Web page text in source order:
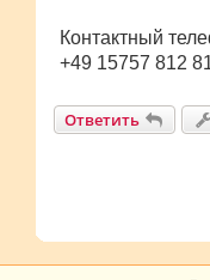
Контактный
+49 15757 812
Ответить